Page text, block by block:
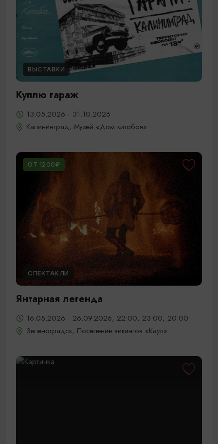
ВЫСТАВКИ
Куплю гараж
13.05.2026 - 31.10.2026
Калининград, Музей «Дом китобоя»
ОТ 1200₽
СПЕКТАКЛИ
Янтарная легенда
16.05.2026 - 26.09.2026, 22:00, 23:00, 20:00
Зеленоградск, Поселение викингов «Кауп»